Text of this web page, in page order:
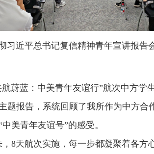
近平总书记复信精神青年宣讲报告
蓝：中美青年友谊行”航次中方学
题报告，系统回顾了我所作为中方合
美青年友谊号”的感受。
天航次实施，每一步都凝聚着各方